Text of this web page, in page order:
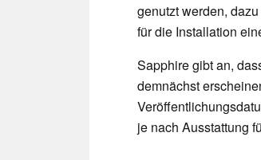
genutzt werden,
für die Installation
Sapphire gibt an,
demnächst
je nach Ausstattung